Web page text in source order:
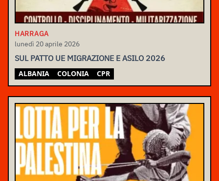
HARRAGA
lunedì 20 aprile 2026
SUL PATTO UE MIGRAZIONE E ASILO 2026
ALBANIA COLONIA CPR